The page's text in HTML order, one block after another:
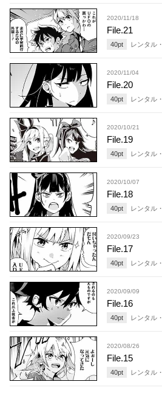
2020/11/18
File.21
40pt レンタル・
2020/11/04
File.20
40pt レンタル・
2020/10/21
File.19
40pt レンタル・
2020/10/07
File.18
40pt レンタル・
2020/09/23
File.17
40pt レンタル・
2020/09/09
File.16
40pt レンタル・
2020/08/26
File.15
40pt レンタル・